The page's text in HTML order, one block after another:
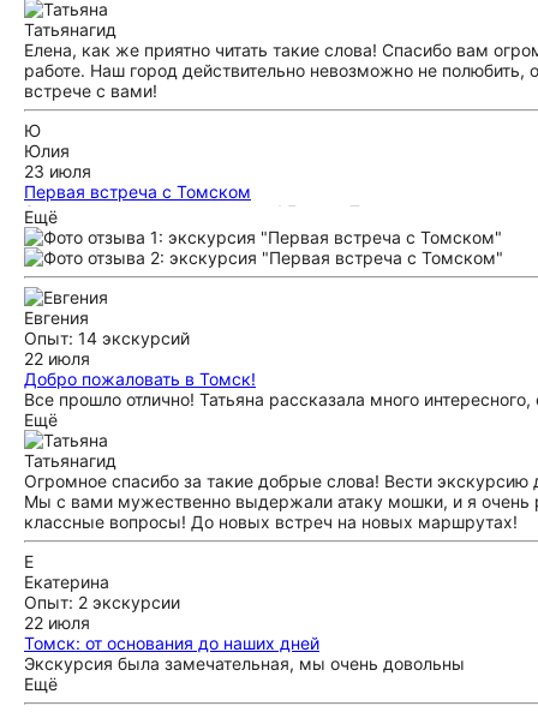
Татьянагид
Елена, как же приятно читать такие слова! Спасибо вам
работе. Наш город действительно невозможно не
встрече с вами!
Ю
Юлия
23 июля
Первая встреча с Томском
Экскурсия очень понравилась! Были в Томске впервые,и
простых и известных жителей Томска. Ольга очень
Томске.Узнали,что когда-то давно,Томск и наш родной
знакомство с новым городом!
Ещё
Евгения
Опыт: 14 экскурсий
22 июля
Добро пожаловать в Томск!
Все прошло отлично! Татьяна рассказала много
Ещё
Татьянагид
Огромное спасибо за такие добрые слова! Вести
Мы с вами мужественно выдержали атаку мошки, и я очень
классные вопросы! До новых встреч на новых маршрутах!
Е
Екатерина
Опыт: 2 экскурсии
22 июля
Томск: от основания до наших дней
Экскурсия была замечательная, мы очень довольны
Ещё